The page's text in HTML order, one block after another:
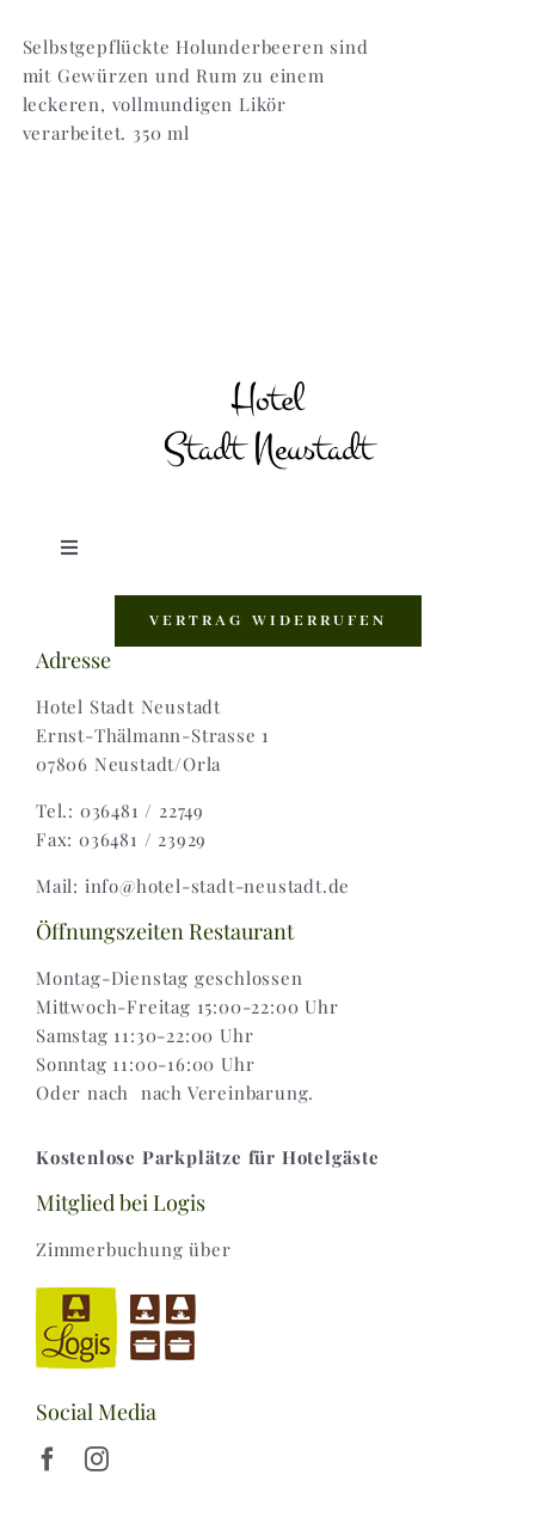
Selbstgepflückte Holunderbeeren sind
mit Gewürzen und Rum zu einem
leckeren, vollmundigen Likör
verarbeitet. 350 ml
Toggle
Zahlungsweisen |
Widerruf |
Versand & Lieferung
VERTRAG WIDERRUFEN
Adresse
Hotel Stadt Neustadt
Ernst-Thälmann-Strasse 1
07806 Neustadt/Orla
Tel.: 036481 / 22749
Fax: 036481 / 23929
Mail: info@hotel-stadt-neustadt.de
Öffnungszeiten Restaurant
Montag-Dienstag geschlossen
Mittwoch-Freitag 15:00-22:00 Uhr
Samstag 11:30-22:00 Uhr
Sonntag 11:00-16:00 Uhr
Oder nach nach Vereinbarung.
Kostenlose Parkplätze für Hotelgäste
Mitglied bei Logis
Zimmerbuchung über
Social Media